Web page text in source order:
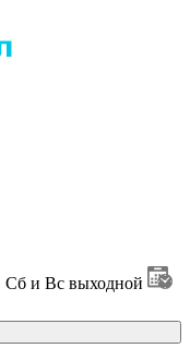
Сб и Вс выходной